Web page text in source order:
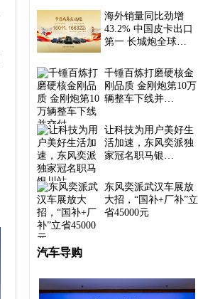
海外销量同比劲增
43.2% 中国皮卡出口
第一 长城炮全球…
千锤百炼打磨硬核金
刚品质 金刚炮第10万
辆整车下线并…
让科技为用户美好生
活加速，东风奕派独
家冠名职马银…
​东风奕派武汉车展放
大招，“国补+厂补”立
省45000元
汽车导购